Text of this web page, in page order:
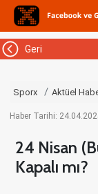
Geri
Sporx Aktüel
Haber Tarihi:
24 Nisan
Kapalı mı?